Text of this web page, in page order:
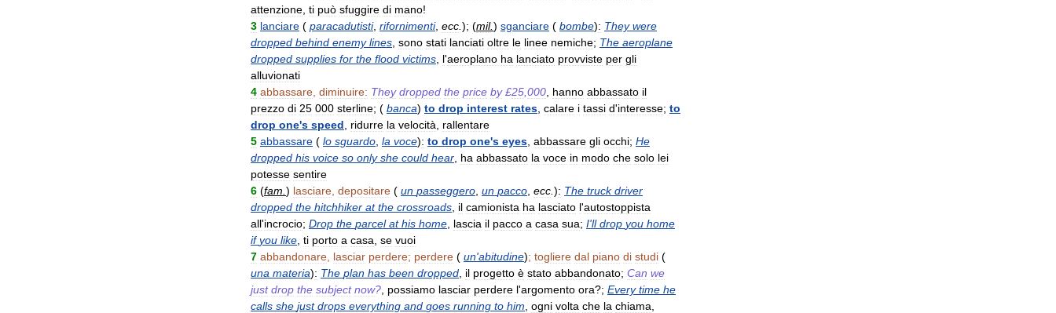
attenzione ti può sfuggire di mano!
3 lanciare ( paracadutisti, rifornimenti, ecc ); (mil.) sganciare ( bombe): They were
dropped behind enemy lines sono stati lanciati oltre le linee nemiche; The aeroplane
dropped supplies for the flood victims l'aeroplano ha lanciato provviste per gli
alluvionati
4 abbassare diminuire: They dropped the price by£25 000 hanno abbassato il
prezzo di 25 000 sterline; ( banca) to drop interest rates calare i tassi d'interesse; to
drop one's speed ridurre la velocità
rallentare
5 abbassare ( lo sguardo la voce): to drop one's eyes abbassare gli occhi; He
dropped his voice so only she could hear ha abbassato la voce in modo che solo lei
potesse sentire
6 (fam ) lasciare depositare ( un passeggero un pacco ecc ): The truck driver
dropped the hitchhiker at the crossroads il camionista ha lasciato l'autostoppista
all'incrocio; Drop the parcel at his home lascia il pacco a casa sua; I'll drop you home
if you like ti porto a casa se vuoi
7 abbandonare lasciar perdere; perdere ( un'abitudine); togliere dal piano di studi (
una materia): The plan has been dropped il progetto è stato abbandonato; Can we
just drop the subject now? possiamo lasciar perdere l'argomento ora?; Every time he
calls she just drops everything and goes running to him ogni volta che la chiama